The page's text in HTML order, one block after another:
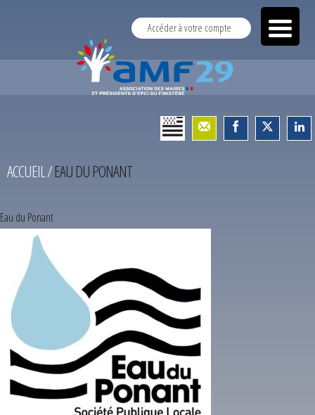
Accéder à votre compte
ACCUEIL/EAU DU PONANT
Eau du Ponant